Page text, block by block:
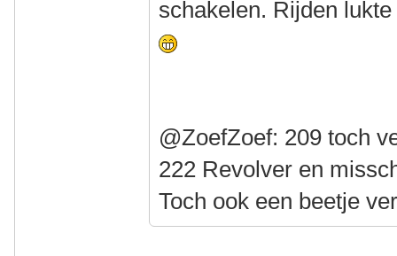
schakelen. Rijden
@ZoefZoef: 209 toch
222 Revolver en
Toch ook een beetje